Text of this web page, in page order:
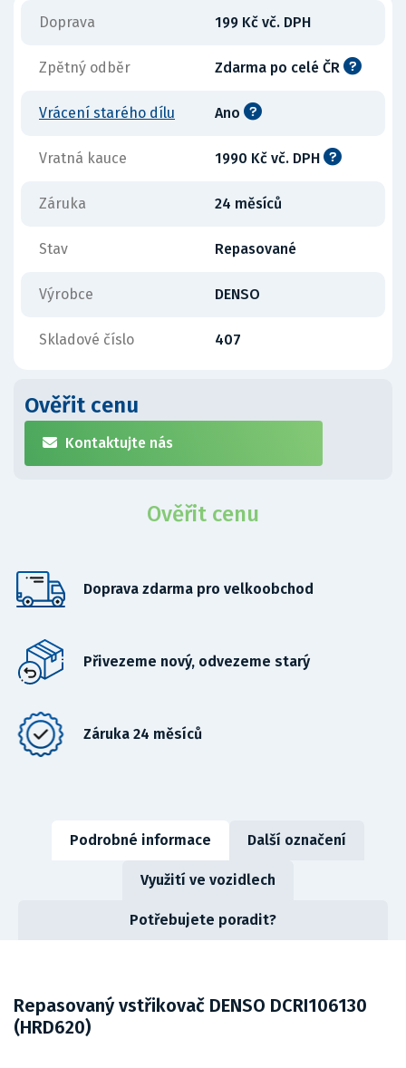
Doprava 199 Kč vč. DPH
Zpětný odběr Zdarma po celé ČR
Vrácení starého dílu Ano
Vratná kauce 1990 Kč vč. DPH
Záruka 24 měsíců
Stav Repasované
Výrobce DENSO
Skladové číslo 407
Ověřit cenu
Kontaktujte nás
Ověřit cenu
Doprava zdarma pro velkoobchod
Přivezeme nový, odvezeme starý
Záruka 24 měsíců
Podrobné informace Další označení
Využití ve vozidlech
Potřebujete poradit?
Repasovaný vstřikovač DENSO DCRI106130
(HRD620)